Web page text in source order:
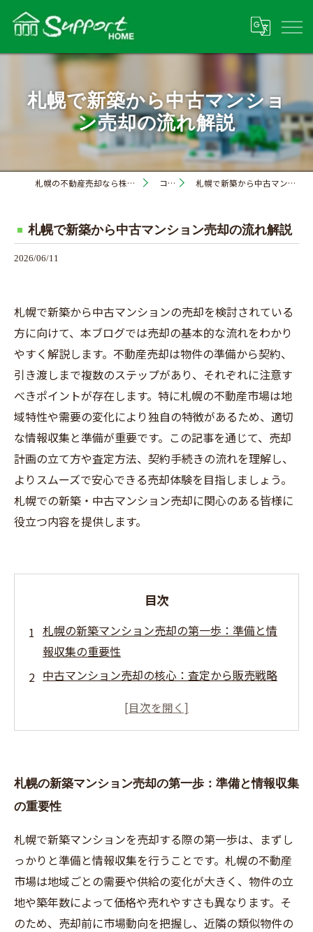
札幌で新築から中古マンショ
ン売却の流れ解説
札幌の不動産売却なら株式会社サポートホーム コラム 札幌で新築から中古マンション売却の流れ解説
札幌で新築から中古マンション売却の流れ解説
2026/06/11
札幌で新築から中古マンションの売却を検討されている
方に向けて、本ブログでは売却の基本的な流れをわかり
やすく解説します。不動産売却は物件の準備から契約、
引き渡しまで複数のステップがあり、それぞれに注意す
べきポイントが存在します。特に札幌の不動産市場は地
域特性や需要の変化により独自の特徴があるため、適切
な情報収集と準備が重要です。この記事を通じて、売却
計画の立て方や査定方法、契約手続きの流れを理解し、
よりスムーズで安心できる売却体験を目指しましょう。
札幌での新築・中古マンション売却に関心のある皆様に
役立つ内容を提供します。
目次
札幌の新築マンション売却の第一歩：準備と情
報収集の重要性
中古マンション売却の核心：査定から販売戦略
札幌特有の市場動向を理解して成功する売却計
売却の流れ
売却後も安心！札幌で新築から中古マンション
を売る最後のポイント
初心者必見！札幌での不動産売却に役立つ基本
知識まとめ
実例で学ぶ札幌の新築・中古マンション売却成
功ストーリー
札幌の新築マンション売却の第一歩：準備と情報収集
の重要性
札幌で新築マンションを売却する際の第一歩は、まずし
っかりと準備と情報収集を行うことです。札幌の不動産
市場は地域ごとの需要や供給の変化が大きく、物件の立
地や築年数によって価格や売れやすさも異なります。そ
のため、売却前に市場動向を把握し、近隣の類似物件の